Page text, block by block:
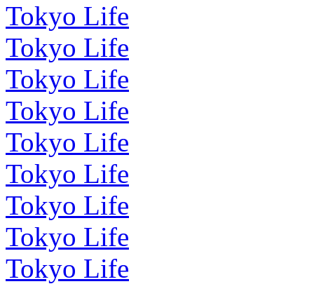
Tokyo Life
Tokyo Life
Tokyo Life
Tokyo Life
Tokyo Life
Tokyo Life
Tokyo Life
Tokyo Life
Tokyo Life